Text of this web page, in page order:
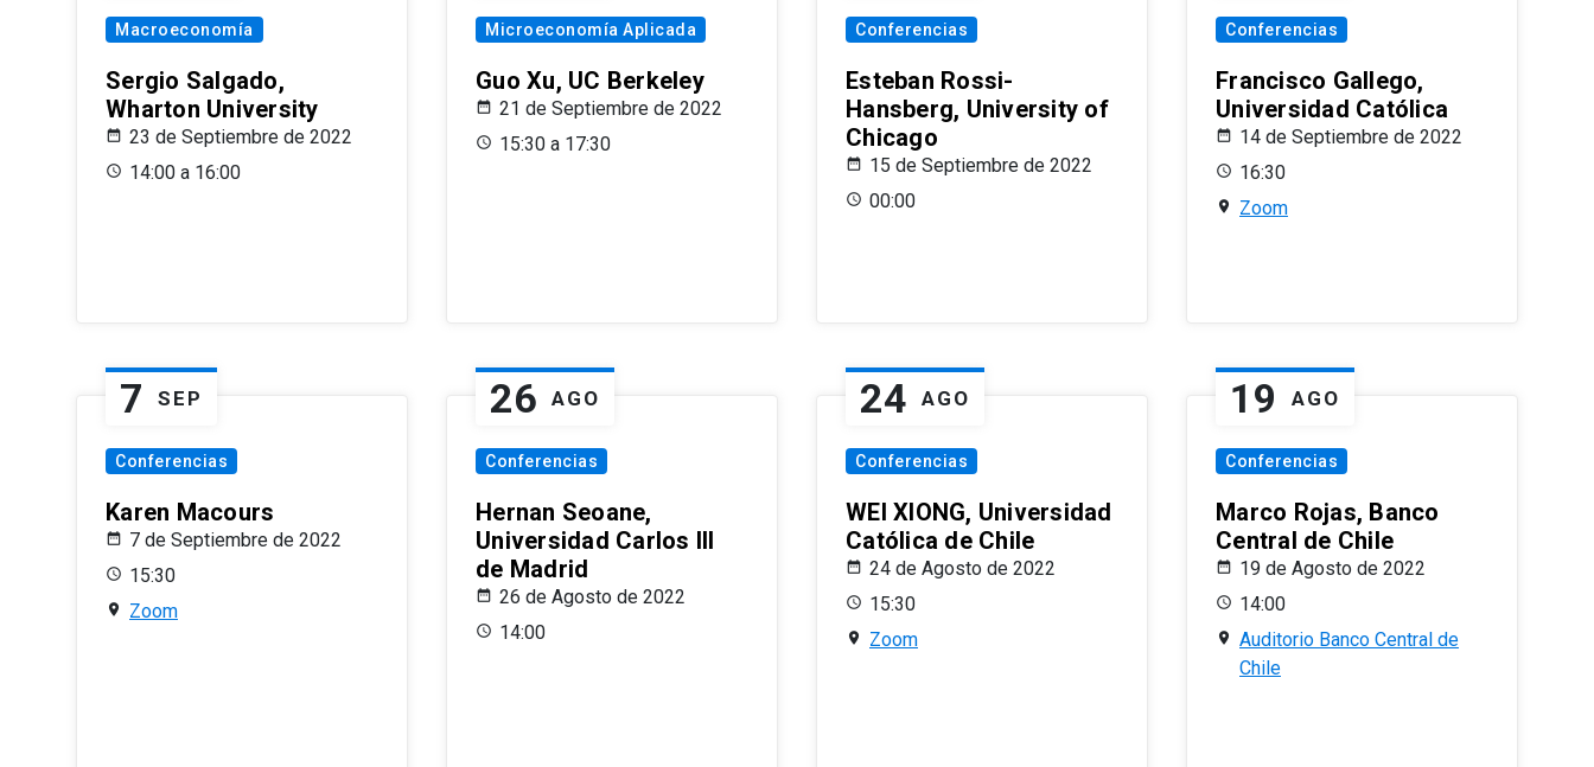
Macroeconomía
Sergio Salgado,
Wharton University
23 de Septiembre de 2022
14:00 a 16:00
Microeconomía Aplicada
Guo Xu, UC Berkeley
21 de Septiembre de 2022
15:30 a 17:30
Conferencias
Esteban Rossi-
Hansberg, University of
Chicago
15 de Septiembre de 2022
00:00
Conferencias
Francisco Gallego,
Universidad Católica
14 de Septiembre de 2022
16:30
Zoom
7 SEP
Conferencias
Karen Macours
7 de Septiembre de 2022
15:30
Zoom
26 AGO
Conferencias
Hernan Seoane,
Universidad Carlos III
de Madrid
26 de Agosto de 2022
14:00
24 AGO
Conferencias
WEI XIONG, Universidad
Católica de Chile
24 de Agosto de 2022
15:30
Zoom
19 AGO
Conferencias
Marco Rojas, Banco
Central de Chile
19 de Agosto de 2022
14:00
Auditorio Banco Central de
Chile